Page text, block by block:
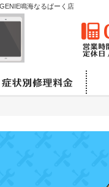
鳴海なるぱーく店
機種別の修理料金と時間